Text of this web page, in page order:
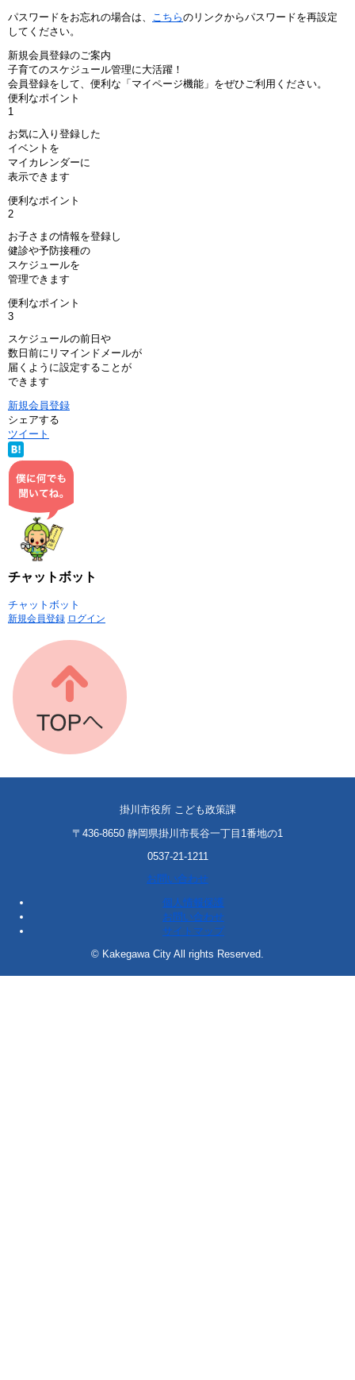
パスワードをお忘れの場合は、 こちらのリンクからパスワードを再設定
してください。
新規会員登録のご案内
子育てのスケジュール管理に大活躍！
会員登録をして、便利な「マイページ機能」をぜひご利用ください。
便利なポイント
1
お気に入り登録した
イベントを
マイカレンダーに
表示できます
便利なポイント
2
お子さまの情報を登録し
健診や予防接種の
スケジュールを
管理できます
便利なポイント
3
スケジュールの前日や
数日前にリマインドメールが
届くように設定することが
できます
新規会員登録
シェアする
ツイート
チャットボット
チャットボット
新規会員登録 ログイン
掛川市役所 こども政策課
〒436-8650 静岡県掛川市長谷一丁目1番地の1
0537-21-1211
お問い合わせ
個人情報保護
お問い合わせ
サイトマップ
© Kakegawa City All rights Reserved.